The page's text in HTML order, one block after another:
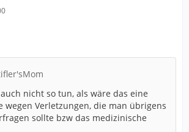
nicht so tun, als wäre das eine
wegen Verletzungen, die man übrigens
sollte bzw das medizinische